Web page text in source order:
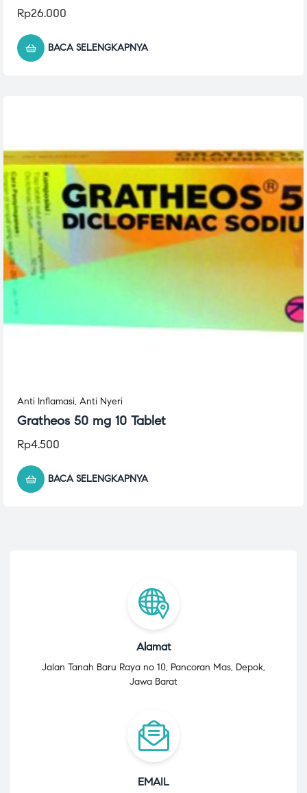
Rp26.000
BACA SELENGKAPNYA
Anti Inflamasi, Anti Nyeri
Gratheos 50 mg 10 Tablet
Rp4.500
BACA SELENGKAPNYA
Alamat
Jalan Tanah Baru Raya no 10, Pancoran Mas, Depok,
Jawa Barat
EMAIL